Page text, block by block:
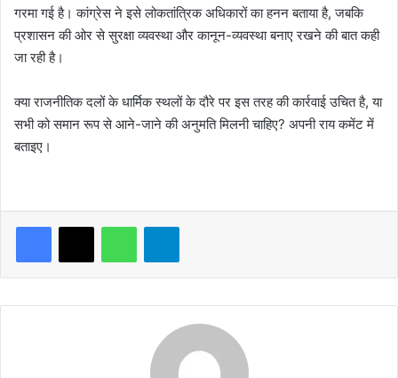
गरमा गई है। कांग्रेस ने इसे लोकतांत्रिक अधिकारों का हनन बताया है, जबकि
प्रशासन की ओर से सुरक्षा व्यवस्था और कानून-व्यवस्था बनाए रखने की बात कही
जा रही है।
क्या राजनीतिक दलों के धार्मिक स्थलों के दौरे पर इस तरह की कार्रवाई उचित है, या
सभी को समान रूप से आने-जाने की अनुमति मिलनी चाहिए? अपनी राय कमेंट में
बताइए।